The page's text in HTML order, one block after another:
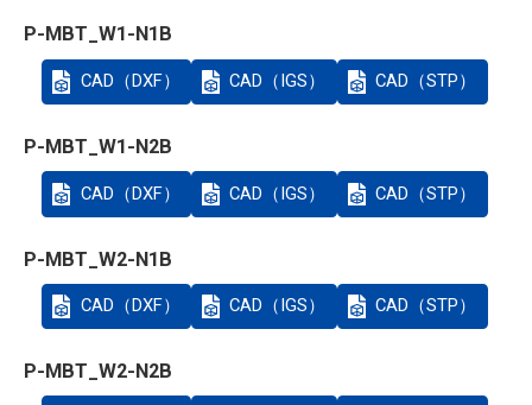
P-MBT_W1-N1B
CAD（DXF） CAD（IGS） CAD（STP）
P-MBT_W1-N2B
CAD（DXF） CAD（IGS） CAD（STP）
P-MBT_W2-N1B
CAD（DXF） CAD（IGS） CAD（STP）
P-MBT_W2-N2B